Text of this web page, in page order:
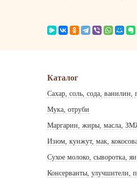
Каталог
Сахар, соль, сода, ванилин,
Мука, отруби
Маргарин, жиры, масла,
Изюм, кунжут, мак,
Сухое молоко, сыворотка,
Консерванты, улучшители,